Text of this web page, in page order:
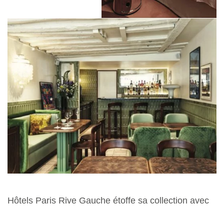
Hôtels Paris Rive Gauche étoffe sa collection avec